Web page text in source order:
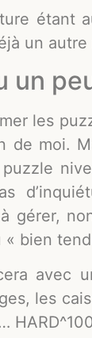
étant
un
un
les
de moi.
gérer,
bien
avec
les